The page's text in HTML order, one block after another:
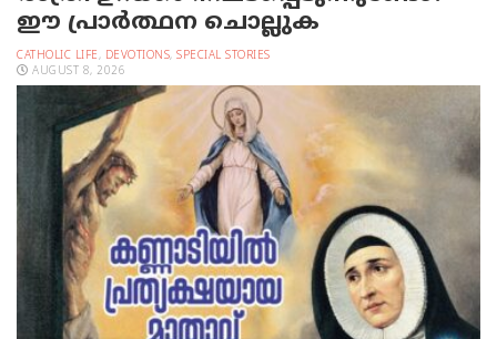
ഈ പ്രാര്‍ത്ഥന ചൊല്ലുക
CATHOLIC LIFE, DEVOTIONS, SPECIAL STORIES
AUGUST 8, 2026